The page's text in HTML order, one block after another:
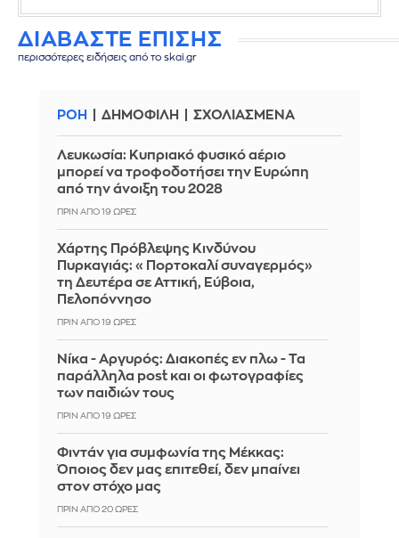
ΔΙΑΒΑΣΤΕ ΕΠΙΣΗΣ
περισσότερες ειδήσεις από το skai.gr
ΡΟΗ ΔΗΜΟΦΙΛΗ ΣΧΟΛΙΑΣΜΕΝΑ
Λευκωσία: Κυπριακό φυσικό αέριο
μπορεί να τροφοδοτήσει την Ευρώπη
από την άνοιξη του 2028
ΠΡΙΝ ΑΠΌ 19 ΏΡΕΣ
Χάρτης Πρόβλεψης Κινδύνου
Πυρκαγιάς: «Πορτοκαλί συναγερμός»
τη Δευτέρα σε Αττική, Εύβοια,
Πελοπόννησο
ΠΡΙΝ ΑΠΌ 19 ΏΡΕΣ
Νίκα - Αργυρός: Διακοπές εν πλω - Τα
παράλληλα post και οι φωτογραφίες
των παιδιών τους
ΠΡΙΝ ΑΠΌ 19 ΏΡΕΣ
Φιντάν για συμφωνία της Μέκκας:
Όποιος δεν μας επιτεθεί, δεν μπαίνει
στον στόχο μας
ΠΡΙΝ ΑΠΌ 20 ΏΡΕΣ